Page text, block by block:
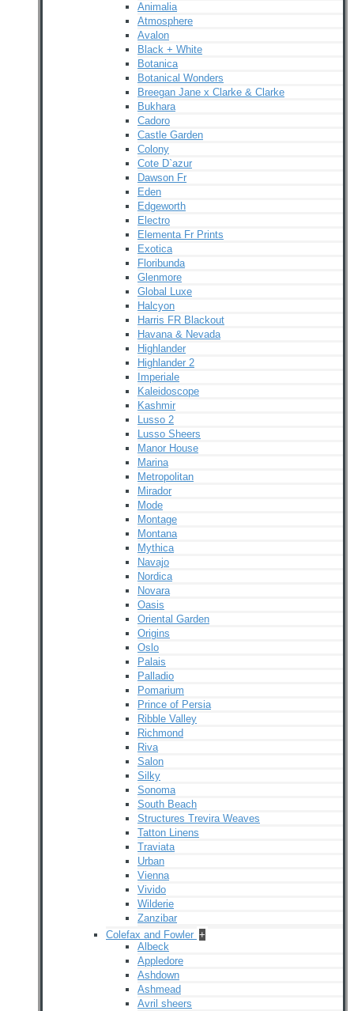
Animalia
Atmosphere
Avalon
Black + White
Botanica
Botanical Wonders
Breegan Jane x Clarke & Clarke
Bukhara
Cadoro
Castle Garden
Colony
Cote D`azur
Dawson Fr
Eden
Edgeworth
Electro
Elementa Fr Prints
Exotica
Floribunda
Glenmore
Global Luxe
Halcyon
Harris FR Blackout
Havana & Nevada
Highlander
Highlander 2
Imperiale
Kaleidoscope
Kashmir
Lusso 2
Lusso Sheers
Manor House
Marina
Metropolitan
Mirador
Mode
Montage
Montana
Mythica
Navajo
Nordica
Novara
Oasis
Oriental Garden
Origins
Oslo
Palais
Palladio
Pomarium
Prince of Persia
Ribble Valley
Richmond
Riva
Salon
Silky
Sonoma
South Beach
Structures Trevira Weaves
Tatton Linens
Traviata
Urban
Vienna
Vivido
Wilderie
Zanzibar
Colefax and Fowler +
Albeck
Appledore
Ashdown
Ashmead
Avril sheers